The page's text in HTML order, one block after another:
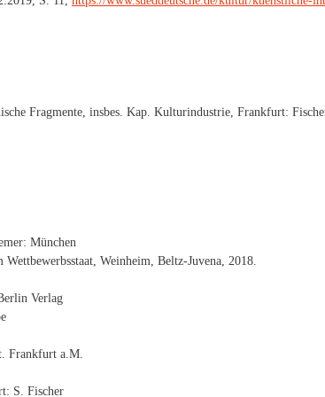
Fragmente, insbes. Kap. Kulturindustrie, Frankfurt:
München
Weinheim, Beltz-Juvena, 2018.
Verlag
Frankfurt a.M.
S. Fischer